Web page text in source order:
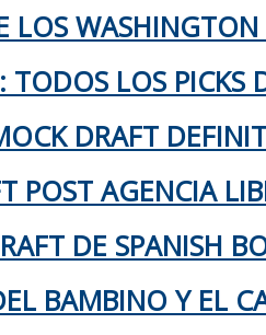
LOS
LOS PICKS
DRAFT
POST AGENCIA
DE SPANISH
BAMBINO Y EL